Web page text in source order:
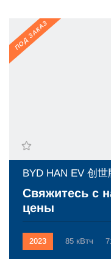
ПОД ЗАКАЗ
BYD HAN EV 创
Свяжитесь с
цены
2023 85 кВтч